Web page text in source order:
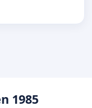
1985